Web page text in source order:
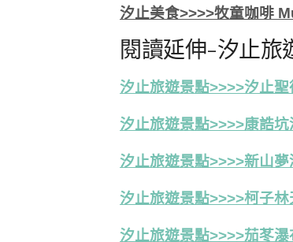
汐止美食>>>>牧童咖啡
閱讀延伸-汐止旅
汐止旅遊景點>>>>汐止聖
汐止旅遊景點>>>>康誥
汐止旅遊景點>>>>新山
汐止旅遊景點>>>>柯子林
汐止旅遊景點>>>>茄苳瀑